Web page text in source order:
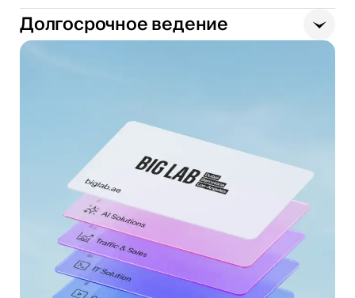
Долгосрочное ведение